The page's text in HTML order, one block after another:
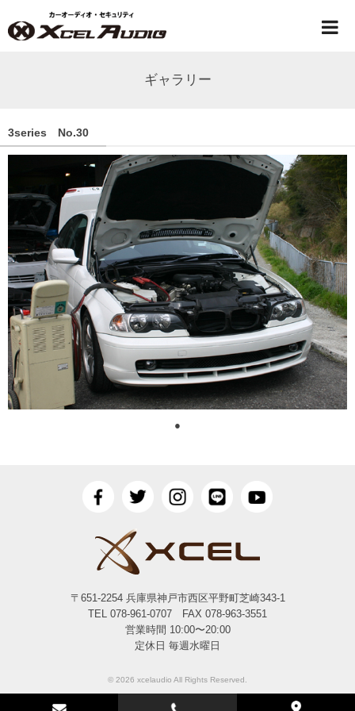
ギャラリー
3series No.30
●
〒651-2254 兵庫県神戸市西区平野町芝崎343-1
TEL 078-961-0707 FAX 078-963-3551
営業時間 10:00〜20:00
定休日 毎週水曜日
© 2026 xcelaudio All Rights Reserved.